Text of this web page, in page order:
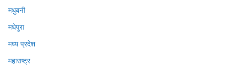
मधुबनी
मधेपुरा
मध्य प्रदेश
महाराष्ट्र